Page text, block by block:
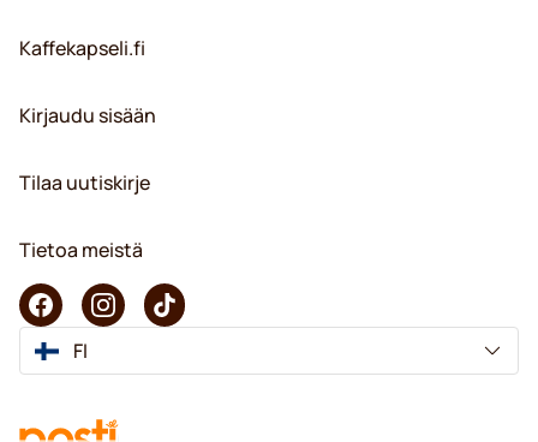
Kaffekapseli.fi
Kirjaudu sisään
Tilaa uutiskirje
Tietoa meistä
FI